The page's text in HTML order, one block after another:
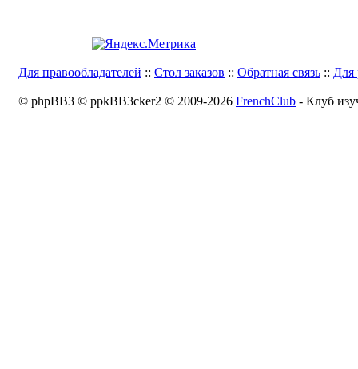
Для правообладателей :: Стол заказов :: Обратная связь :: Для
© phpBB3 © ppkBB3cker2 © 2009-2026 FrenchClub - Клуб